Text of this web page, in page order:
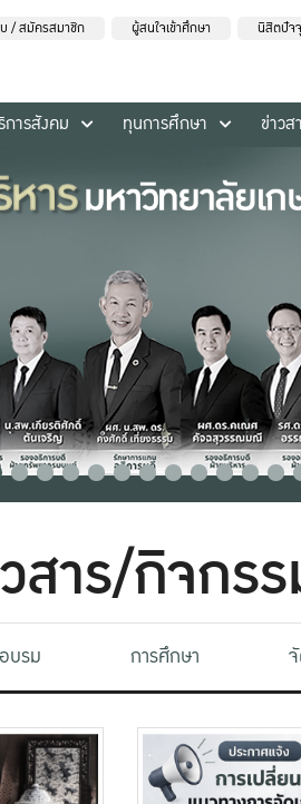
บ / สมัครสมาชิก ผู้สนใจเข้าศึกษา นิสิตปัจ
การสังคม ทุนการศึกษา ข่าว
สาร/กิจกร
บรม การศึกษา